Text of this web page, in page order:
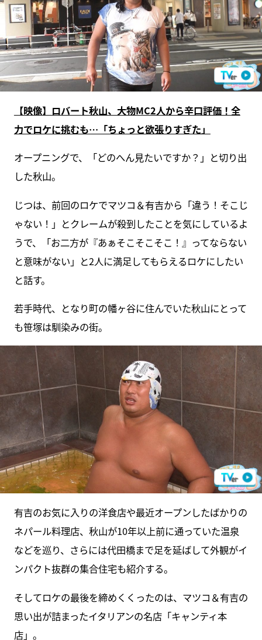
【映像】ロバート秋山、大物MC2人から辛口評価！全
力でロケに挑むも…「ちょっと欲張りすぎた」
オープニングで、「どのへん見たいですか？」と切り出
した秋山。
じつは、前回のロケでマツコ＆有吉から「違う！そこじ
ゃない！」とクレームが殺到したことを気にしているよ
うで、「お二方が『あぁそこそこそこ！』ってならない
と意味がない」と2人に満足してもらえるロケにしたい
と話す。
若手時代、となり町の幡ヶ谷に住んでいた秋山にとって
も笹塚は馴染みの街。
有吉のお気に入りの洋食店や最近オープンしたばかりの
ネパール料理店、秋山が10年以上前に通っていた温泉
などを巡り、さらには代田橋まで足を延ばして外観がイ
ンパクト抜群の集合住宅も紹介する。
そしてロケの最後を締めくくったのは、マツコ＆有吉の
思い出が詰まったイタリアンの名店「キャンティ本
店」。